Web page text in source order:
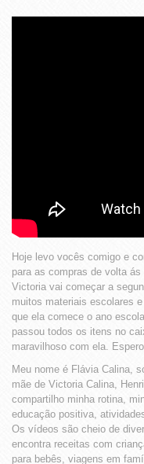
Hoje levo vocês comigo e
para as compras de volta
Victoria vai começar a
muitos materiais escolares
que ela comece o ano
passou todos os itens no
maravilhoso com ela.
Meu nome é Flávia Calina,
mãe de Victoria Calina,
compartilho minha rotina,
educação positiva,
Os vídeos são cheio de
encontra receitas com
para bebês, viagens em